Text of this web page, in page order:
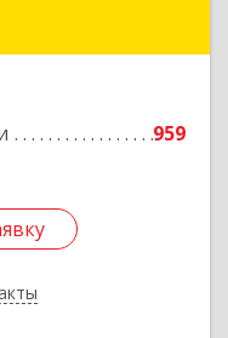
959
Подробнее